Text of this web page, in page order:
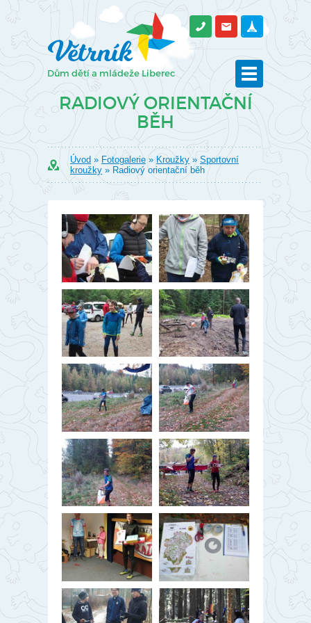
RADIOVÝ ORIENTAČNÍ
BĚH
Úvod » Fotogalerie »Kroužky » Sportovní
kroužky » Radiový orientační běh